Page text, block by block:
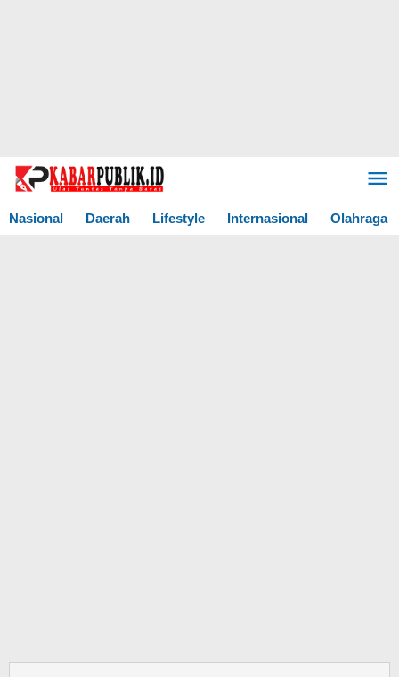
Lewati
Nasional
Daerah Lifestyle Internasional Olahraga